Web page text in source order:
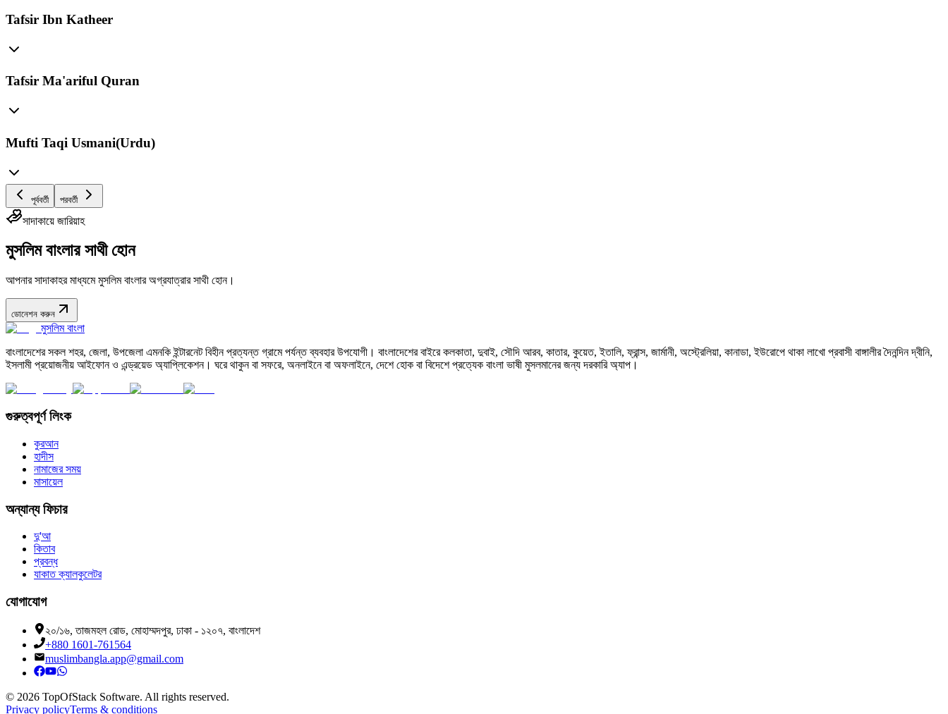
Tafsir Ibn Katheer
Tafsir Ma'ariful Quran
Mufti Taqi Usmani(Urdu)
পূর্ববর্তী পরবর্তী
সাদাকায়ে জারিয়াহ
মুসলিম বাংলার সাথী হোন
আপনার সাদাকাহর মাধ্যমে মুসলিম বাংলার অগ্রযাত্রার সাথী হোন।
ডোনেশন করুন
মুসলিম বাংলা
বাংলাদেশের সকল শহর, জেলা, উপজেলা এমনকি ইন্টারনেট বিহীন প্রত্যন্ত গ্রামে পর্যন্ত ব্যবহার উপযোগী। বাংলাদেশের বাইরে কলকাতা, দুবাই, সৌদি আরব, কাতার, কুয়েত, ইতালি, ফ্রান্স, জার্মানী, অস্ট্রেলিয়া, কানাডা, ইউরোপে থাকা লাখো প্রবাসী বাঙ্গালীর দৈনন্দিন দ্বীনি,
ইসলামী প্রয়োজনীয় আইফোন ও এন্ড্রয়েড অ্যাপ্লিকেশন। ঘরে থাকুন বা সফরে, অনলাইনে বা অফলাইনে, দেশে হোক বা বিদেশে প্রত্যেক বাংলা ভাষী মুসলমানের জন্য দরকারি অ্যাপ।
গুরুত্বপূর্ণ লিংক
কুরআন
হাদীস
নামাজের সময়
মাসায়েল
অন্যান্য ফিচার
দু'আ
কিতাব
প্রবন্ধ
যাকাত ক্যালকুলেটর
যোগাযোগ
২০/১৬, তাজমহল রোড, মোহাম্মদপুর, ঢাকা - ১২০৭, বাংলাদেশ
+880 1601-761564
muslimbangla.app@gmail.com
© 2026 TopOfStack Software. All rights reserved.
Privacy policyTerms & conditions